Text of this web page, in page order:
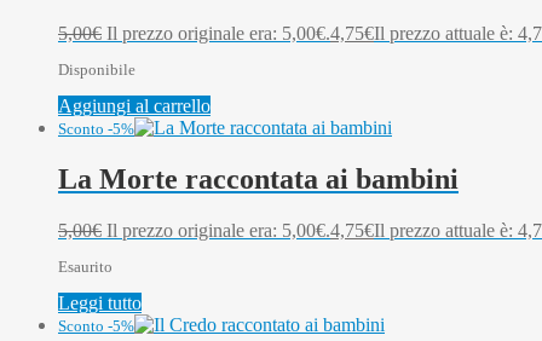
5,00€ Il prezzo originale era: 5,00€.4,75€Il prezzo attuale è:
Disponibile
Aggiungi al carrello
Sconto -5%
La Morte raccontata ai bambini
5,00€ Il prezzo originale era: 5,00€.4,75€Il prezzo attuale è:
Esaurito
Leggi tutto
Sconto -5%